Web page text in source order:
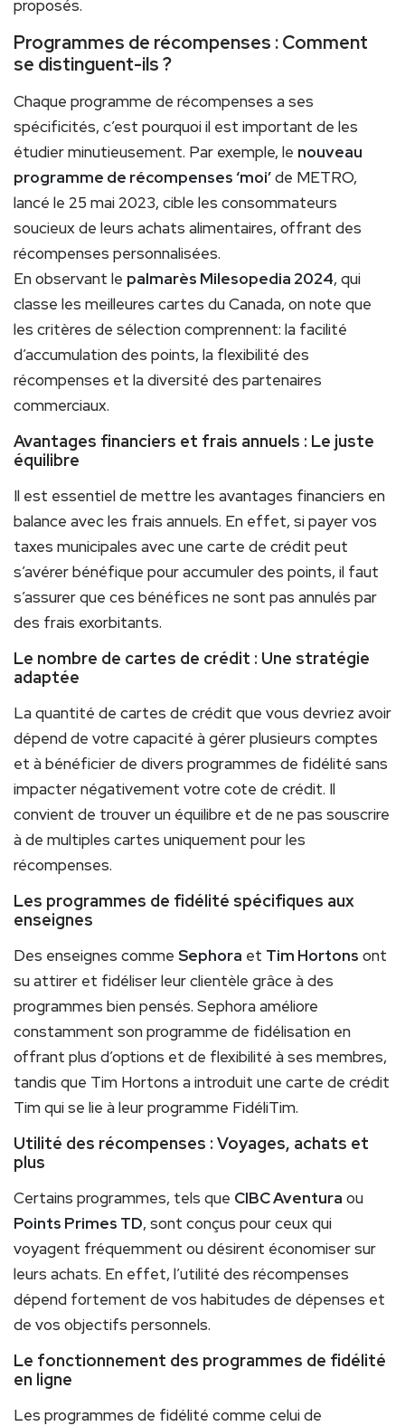
proposés.
Programmes de récompenses : Comment
se distinguent-ils ?
Chaque programme de récompenses a ses
spécificités, c’est pourquoi il est important de les
étudier minutieusement. Par exemple, le nouveau
programme de récompenses ‘moi’de METRO,
lancé le 25 mai 2023, cible les consommateurs
soucieux de leurs achats alimentaires, offrant des
récompenses personnalisées.
En observant le palmarès Milesopedia 2024, qui
classe les meilleures cartes du Canada, on note que
les critères de sélection comprennent: la facilité
d’accumulation des points, la flexibilité des
récompenses et la diversité des partenaires
commerciaux.
Avantages financiers et frais annuels : Le juste
équilibre
Il est essentiel de mettre les avantages financiers en
balance avec les frais annuels. En effet, si payer vos
taxes municipales avec une carte de crédit peut
s’avérer bénéfique pour accumuler des points, il faut
s’assurer que ces bénéfices ne sont pas annulés par
des frais exorbitants.
Le nombre de cartes de crédit : Une stratégie
adaptée
La quantité de cartes de crédit que vous devriez avoir
dépend de votre capacité à gérer plusieurs comptes
et à bénéficier de divers programmes de fidélité sans
impacter négativement votre cote de crédit. Il
convient de trouver un équilibre et de ne pas souscrire
à de multiples cartes uniquement pour les
récompenses.
Les programmes de fidélité spécifiques aux
enseignes
Des enseignes comme Sephora et Tim Hortons ont
su attirer et fidéliser leur clientèle grâce à des
programmes bien pensés. Sephora améliore
constamment son programme de fidélisation en
offrant plus d’options et de flexibilité à ses membres,
tandis que Tim Hortons a introduit une carte de crédit
Tim qui se lie à leur programme FidéliTim.
Utilité des récompenses : Voyages, achats et
plus
Certains programmes, tels que CIBC Aventura ou
Points Primes TD, sont conçus pour ceux qui
voyagent fréquemment ou désirent économiser sur
leurs achats. En effet, l’utilité des récompenses
dépend fortement de vos habitudes de dépenses et
de vos objectifs personnels.
Le fonctionnement des programmes de fidélité
en ligne
Les programmes de fidélité comme celui de